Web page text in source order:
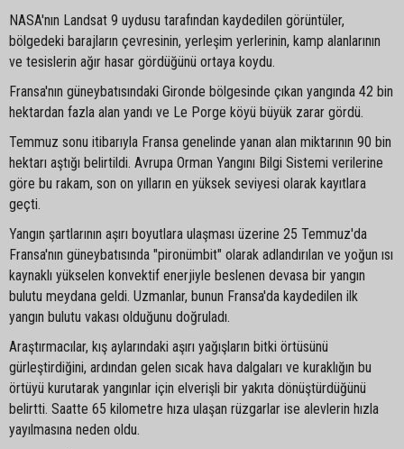
NASA'nın Landsat 9 uydusu tarafından kaydedilen görüntüler,
bölgedeki barajların çevresinin, yerleşim yerlerinin, kamp alanlarının
ve tesislerin ağır hasar gördüğünü ortaya koydu.
Fransa'nın güneybatısındaki Gironde bölgesinde çıkan yangında 42 bin
hektardan fazla alan yandı ve Le Porge köyü büyük zarar gördü.
Temmuz sonu itibarıyla Fransa genelinde yanan alan miktarının 90 bin
hektarı aştığı belirtildi. Avrupa Orman Yangını Bilgi Sistemi verilerine
göre bu rakam, son on yılların en yüksek seviyesi olarak kayıtlara
geçti.
Yangın şartlarının aşırı boyutlara ulaşması üzerine 25 Temmuz'da
Fransa'nın güneybatısında "pironümbit" olarak adlandırılan ve yoğun ısı
kaynaklı yükselen konvektif enerjiyle beslenen devasa bir yangın
bulutu meydana geldi. Uzmanlar, bunun Fransa'da kaydedilen ilk
yangın bulutu vakası olduğunu doğruladı.
Araştırmacılar, kış aylarındaki aşırı yağışların bitki örtüsünü
gürleştirdiğini, ardından gelen sıcak hava dalgaları ve kuraklığın bu
örtüyü kurutarak yangınlar için elverişli bir yakıta dönüştürdüğünü
belirtti. Saatte 65 kilometre hıza ulaşan rüzgarlar ise alevlerin hızla
yayılmasına neden oldu.